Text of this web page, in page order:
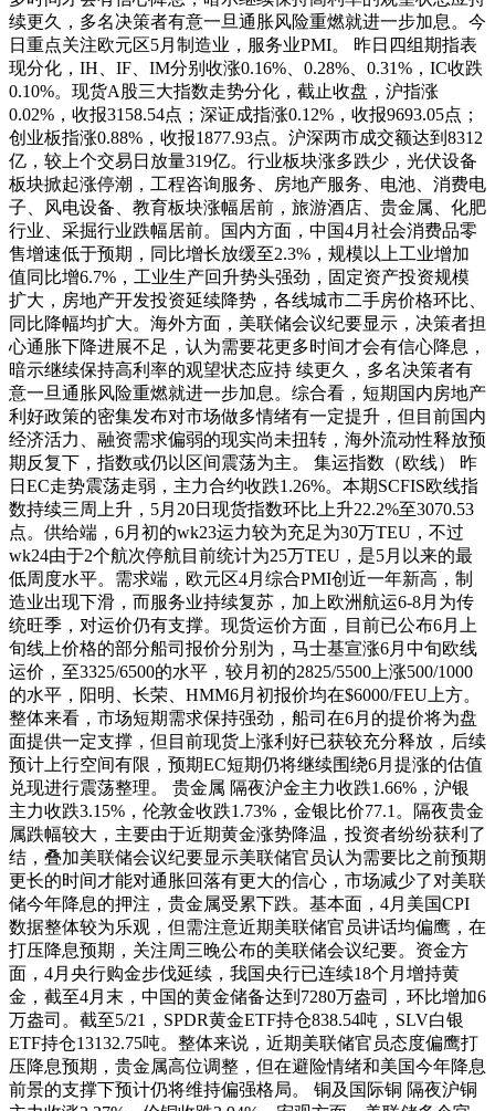
续更久，多名决策者有意一旦通胀风险重燃就进一步加息。今
日重点关注欧元区5月制造业，服务业PMI。 昨日四组期指表
现分化，IH、IF、IM分别收涨0.16%、0.28%、0.31%，IC收跌
0.10%。现货A股三大指数走势分化，截止收盘，沪指涨
0.02%，收报3158.54点；深证成指涨0.12%，收报9693.05点；
创业板指涨0.88%，收报1877.93点。沪深两市成交额达到8312
亿，较上个交易日放量319亿。行业板块涨多跌少，光伏设备
板块掀起涨停潮，工程咨询服务、房地产服务、电池、消费电
子、风电设备、教育板块涨幅居前，旅游酒店、贵金属、化肥
行业、采掘行业跌幅居前。国内方面，中国4月社会消费品零
售增速低于预期，同比增长放缓至2.3%，规模以上工业增加
值同比增6.7%，工业生产回升势头强劲，固定资产投资规模
扩大，房地产开发投资延续降势，各线城市二手房价格环比、
同比降幅均扩大。海外方面，美联储会议纪要显示，决策者担
心通胀下降进展不足，认为需要花更多时间才会有信心降息，
暗示继续保持高利率的观望状态应持 续更久，多名决策者有
意一旦通胀风险重燃就进一步加息。综合看，短期国内房地产
利好政策的密集发布对市场做多情绪有一定提升，但目前国内
经济活力、融资需求偏弱的现实尚未扭转，海外流动性释放预
期反复下，指数或仍以区间震荡为主。 集运指数（欧线） 昨
日EC走势震荡走弱，主力合约收跌1.26%。本期SCFIS欧线指
数持续三周上升，5月20日现货指数环比上升22.2%至3070.53
点。供给端，6月初的wk23运力较为充足为30万TEU，不过
wk24由于2个航次停航目前统计为25万TEU，是5月以来的最
低周度水平。需求端，欧元区4月综合PMI创近一年新高，制
造业出现下滑，而服务业持续复苏，加上欧洲航运6-8月为传
统旺季，对运价仍有支撑。现货运价方面，目前已公布6月上
旬线上价格的部分船司报价分别为，马士基宣涨6月中旬欧线
运价，至3325/6500的水平，较月初的2825/5500上涨500/1000
的水平，阳明、长荣、HMM6月初报价均在$6000/FEU上方。
整体来看，市场短期需求保持强劲，船司在6月的提价将为盘
面提供一定支撑，但目前现货上涨利好已获较充分释放，后续
预计上行空间有限，预期EC短期仍将继续围绕6月提涨的估值
兑现进行震荡整理。 贵金属 隔夜沪金主力收跌1.66%，沪银
主力收跌3.15%，伦敦金收跌1.73%，金银比价77.1。隔夜贵金
属跌幅较大，主要由于近期黄金涨势降温，投资者纷纷获利了
结，叠加美联储会议纪要显示美联储官员认为需要比之前预期
更长的时间才能对通胀回落有更大的信心，市场减少了对美联
储今年降息的押注，贵金属受累下跌。基本面，4月美国CPI
数据整体较为乐观，但需注意近期美联储官员讲话均偏鹰，在
打压降息预期，关注周三晚公布的美联储会议纪要。资金方
面，4月央行购金步伐延续，我国央行已连续18个月增持黄
金，截至4月末，中国的黄金储备达到7280万盎司，环比增加6
万盎司。截至5/21，SPDR黄金ETF持仓838.54吨，SLV白银
ETF持仓13132.75吨。整体来说，近期美联储官员态度偏鹰打
压降息预期，贵金属高位调整，但在避险情绪和美国今年降息
前景的支撑下预计仍将维持偏强格局。 铜及国际铜 隔夜沪铜